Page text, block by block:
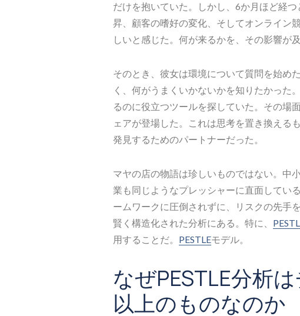
だけを抱いていた。しかし、6か月ほど経
昇、顧客の嗜好の変化、そしてオンライン
しいと感じた。何が来るかを、その影響が
そのとき、彼女は環境について質問を始め
く、何がうまくいかないかを知りたかった
るのに役立つツールを探していた。その場
ェアが登場した。これは思考を置き換える
発見するためのパートナーだった。
マヤの店の物語は珍しいものではない。中
業も同じようなプレッシャーに直面してい
ームワークに圧倒されずに、リスクの先手
賢く構造化された分析にある。特に、
用することだ。 PESTLEモデル。
なぜPESTLE分析
以上のものなのか